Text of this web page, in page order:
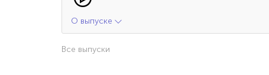
О выпуске
Все выпуски